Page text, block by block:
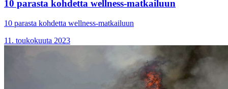
10 parasta kohdetta wellness-matkailuun
10 parasta kohdetta wellness-matkailuun
11. toukokuuta 2023